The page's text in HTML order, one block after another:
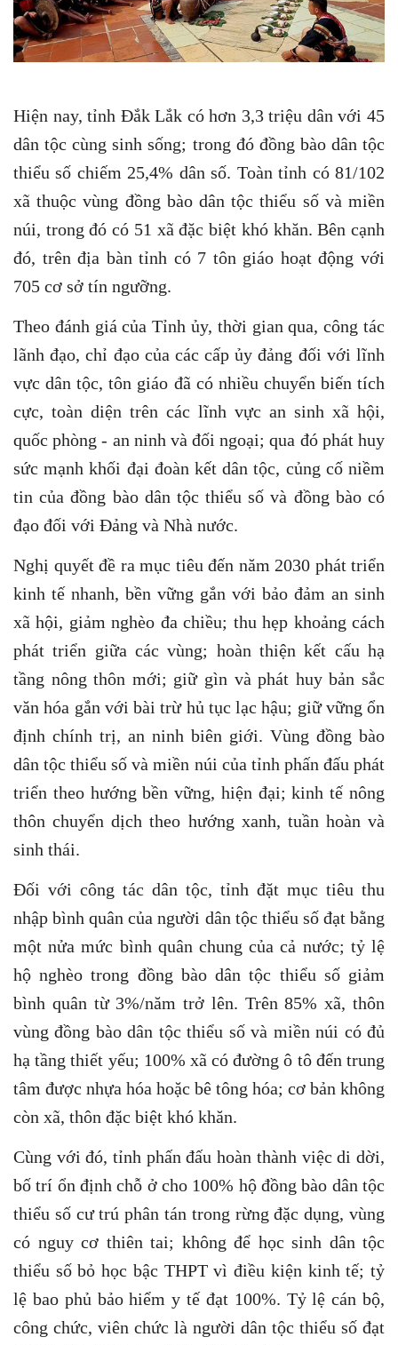
Hiện nay, tỉnh Đắk Lắk có hơn 3,3 triệu dân với 45
dân tộc cùng sinh sống; trong đó đồng bào dân tộc
thiểu số chiếm 25,4% dân số. Toàn tỉnh có 81/102
xã thuộc vùng đồng bào dân tộc thiểu số và miền
núi, trong đó có 51 xã đặc biệt khó khăn. Bên cạnh
đó, trên địa bàn tỉnh có 7 tôn giáo hoạt động với
705 cơ sở tín ngưỡng.
Theo đánh giá của Tỉnh ủy, thời gian qua, công tác
lãnh đạo, chỉ đạo của các cấp ủy đảng đối với lĩnh
vực dân tộc, tôn giáo đã có nhiều chuyển biến tích
cực, toàn diện trên các lĩnh vực an sinh xã hội,
quốc phòng - an ninh và đối ngoại; qua đó phát huy
sức mạnh khối đại đoàn kết dân tộc, củng cố niềm
tin của đồng bào dân tộc thiểu số và đồng bào có
đạo đối với Đảng và Nhà nước.
Nghị quyết đề ra mục tiêu đến năm 2030 phát triển
kinh tế nhanh, bền vững gắn với bảo đảm an sinh
xã hội, giảm nghèo đa chiều; thu hẹp khoảng cách
phát triển giữa các vùng; hoàn thiện kết cấu hạ
tầng nông thôn mới; giữ gìn và phát huy bản sắc
văn hóa gắn với bài trừ hủ tục lạc hậu; giữ vững ổn
định chính trị, an ninh biên giới. Vùng đồng bào
dân tộc thiểu số và miền núi của tỉnh phấn đấu phát
triển theo hướng bền vững, hiện đại; kinh tế nông
thôn chuyển dịch theo hướng xanh, tuần hoàn và
sinh thái.
Đối với công tác dân tộc, tỉnh đặt mục tiêu thu
nhập bình quân của người dân tộc thiểu số đạt bằng
một nửa mức bình quân chung của cả nước; tỷ lệ
hộ nghèo trong đồng bào dân tộc thiểu số giảm
bình quân từ 3%/năm trở lên. Trên 85% xã, thôn
vùng đồng bào dân tộc thiểu số và miền núi có đủ
hạ tầng thiết yếu; 100% xã có đường ô tô đến trung
tâm được nhựa hóa hoặc bê tông hóa; cơ bản không
còn xã, thôn đặc biệt khó khăn.
Cùng với đó, tỉnh phấn đấu hoàn thành việc di dời,
bố trí ổn định chỗ ở cho 100% hộ đồng bào dân tộc
thiểu số cư trú phân tán trong rừng đặc dụng, vùng
có nguy cơ thiên tai; không để học sinh dân tộc
thiểu số bỏ học bậc THPT vì điều kiện kinh tế; tỷ
lệ bao phủ bảo hiểm y tế đạt 100%. Tỷ lệ cán bộ,
công chức, viên chức là người dân tộc thiểu số đạt